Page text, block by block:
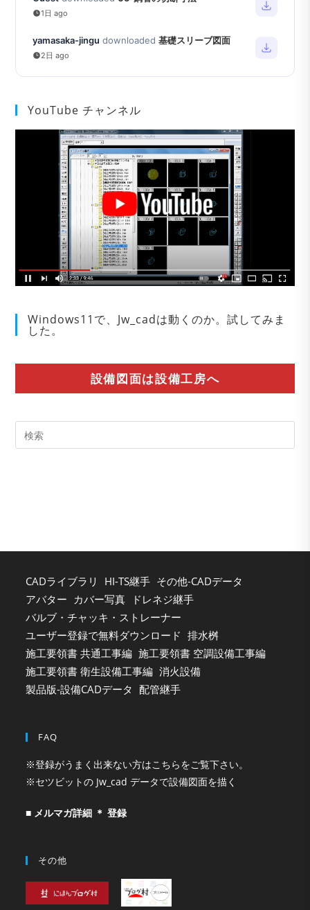
1日 ago
yamasaka-jingu downloaded 基礎スリーブ図面
2日 ago
YouTube チャンネル
Windows11で、Jw_cadは動くのか。試してみま
した。
設備図面は設備工房へ
CADライブラリ HI-TS継手 その他-CADデータ
アバター カバー写真
ドレネジ継手
バルブ・チャッキ・ストレーナー
ユーザー登録で無料ダウンロード 排水桝
施工要領書 共通工事編 施工要領書 空調設備工事編
施工要領書 衛生設備工事編 消火設備
製品版-設備CADデータ 配管継手
FAQ
※登録がうまく出来ない方はこちらをご覧下さい。
※セツビットの Jw_cad データで設備図面を描く
■ メルマガ詳細 ＊ 登録
その他